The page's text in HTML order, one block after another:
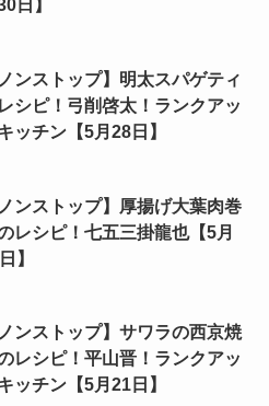
日】
ノンストップ】明太スパゲティ
シピ！弓削啓太！ランクアッ
ッチン【5月28日】
ノンストップ】厚揚げ大葉肉巻
レシピ！七五三掛龍也【5月
】
ノンストップ】サワラの西京焼
レシピ！平山晋！ランクアッ
ッチン【5月21日】